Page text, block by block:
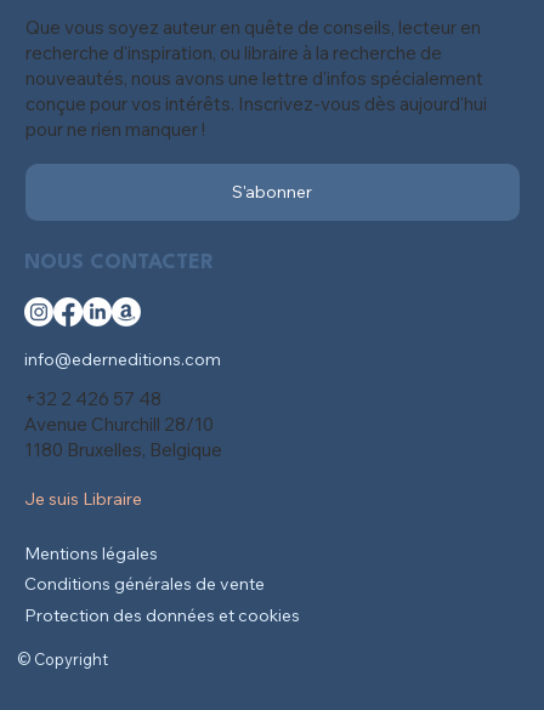
NOUS CONTACTER
info@ederneditions.com
+32 2 426 57 48
Avenue Churchill 28/10
1180 Bruxelles, Belgique
Je suis Libraire
Que vous soyez auteur en quête de conseils, lecteur en
recherche d'inspiration, ou libraire à la recherche de
nouveautés, nous avons une lettre d'infos spécialement
conçue pour vos intérêts. Inscrivez-vous dès aujourd'hui
pour ne rien manquer !
S'abonner
Mentions légales
Conditions générales de vente
Protection des données et cookies
© Copyright